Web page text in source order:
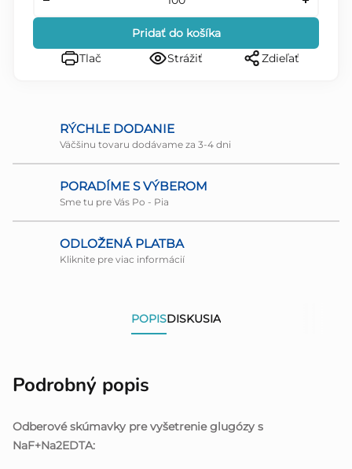
Pridať do košíka
Tlač
Strážiť Zdieľať
RÝCHLE DODANIE
Väčšinu tovaru dodávame za 3-4 dni
PORADÍME S VÝBEROM
Sme tu pre Vás Po - Pia
ODLOŽENÁ PLATBA
Kliknite pre viac informácií
POPISDISKUSIA
Podrobný popis
Odberové skúmavky pre vyšetrenie glugózy s
NaF+Na2EDTA: